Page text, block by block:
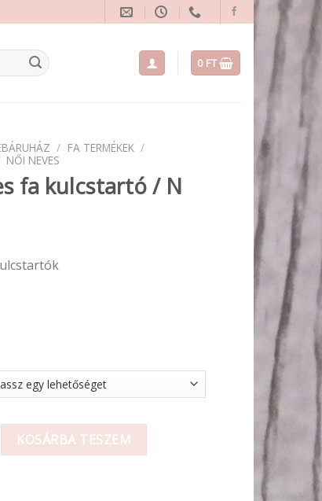
0 FT
/ FA TERMÉKEK /
NŐI NEVES
fa kulcstartó / N
/ N mennyiség
KOSÁRBA TESZEM